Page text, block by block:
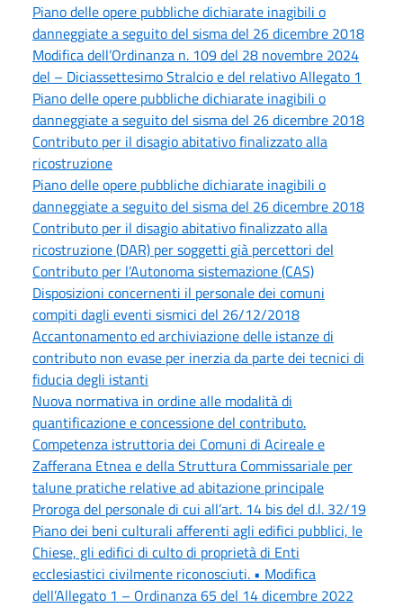
Piano delle opere pubbliche dichiarate inagibili o
danneggiate a seguito del sisma del 26 dicembre 2018
Modifica dell’Ordinanza n. 109 del 28 novembre 2024
del – Diciassettesimo Stralcio e del relativo Allegato 1
Piano delle opere pubbliche dichiarate inagibili o
danneggiate a seguito del sisma del 26 dicembre 2018
Contributo per il disagio abitativo finalizzato alla
ricostruzione
Piano delle opere pubbliche dichiarate inagibili o
danneggiate a seguito del sisma del 26 dicembre 2018
Contributo per il disagio abitativo finalizzato alla
ricostruzione (DAR) per soggetti già percettori del
Contributo per l’Autonoma sistemazione (CAS)
Disposizioni concernenti il personale dei comuni
compiti dagli eventi sismici del 26/12/2018
Accantonamento ed archiviazione delle istanze di
contributo non evase per inerzia da parte dei tecnici di
fiducia degli istanti
Nuova normativa in ordine alle modalità di
quantificazione e concessione del contributo.
Competenza istruttoria dei Comuni di Acireale e
Zafferana Etnea e della Struttura Commissariale per
talune pratiche relative ad abitazione principale
Proroga del personale di cui all’art. 14 bis del d.l. 32/19
Piano dei beni culturali afferenti agli edifici pubblici, le
Chiese, gli edifici di culto di proprietà di Enti
ecclesiastici civilmente riconosciuti. • Modifica
dell’Allegato 1 – Ordinanza 65 del 14 dicembre 2022